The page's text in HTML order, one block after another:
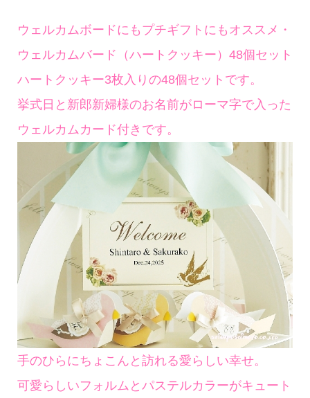
ウェルカムボードにもプチギフトにもオススメ・
ウェルカムバード（ハートクッキー）48個セット
ハートクッキー3枚入りの48個セットです。
挙式日と新郎新婦様のお名前がローマ字で入った
ウェルカムカード付きです。
手のひらにちょこんと訪れる愛らしい幸せ。
可愛らしいフォルムとパステルカラーがキュート